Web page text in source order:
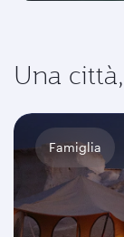
Una
Famiglia